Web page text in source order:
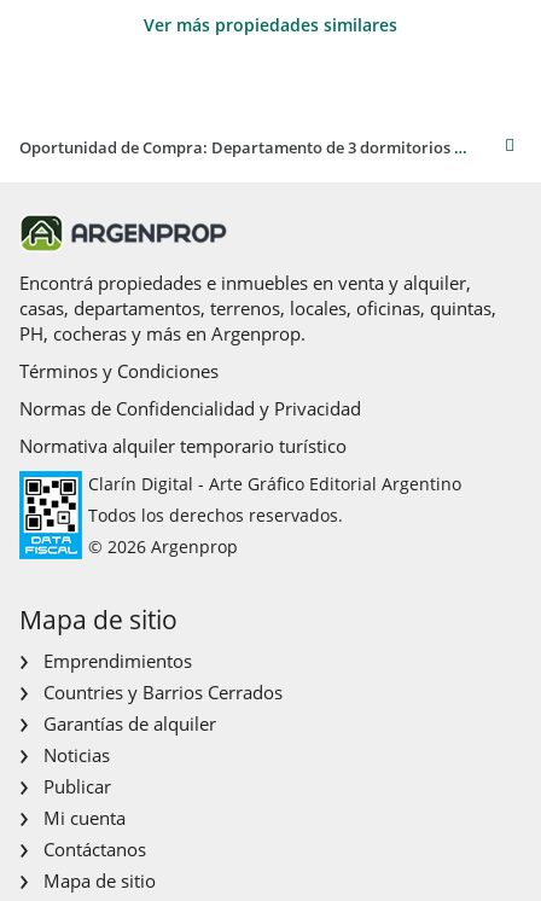
Ver más propiedades similares
Oportunidad de Compra: Departamento de 3 dormitorios en Belgrano Barrancas
Encontrá propiedades e inmuebles en venta y alquiler,
casas, departamentos, terrenos, locales, oficinas, quintas,
PH, cocheras y más en Argenprop.
Términos y Condiciones
Normas de Confidencialidad y Privacidad
Normativa alquiler temporario turístico
Clarín Digital - Arte Gráfico Editorial Argentino
Todos los derechos reservados.
© 2026 Argenprop
Mapa de sitio
Emprendimientos
Countries y Barrios Cerrados
Garantías de alquiler
Noticias
Publicar
Mi cuenta
Contáctanos
Mapa de sitio